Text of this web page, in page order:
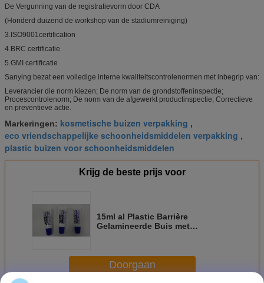
De Vergunning van de registratievorm door CDA
(Honderd duizend de workshop van de stadiumreiniging)
3.ISO9001certification
4.BRC certificatie
5.GMI certificatie
Sanying bezat een volledige interne kwaliteitscontrolenormen met inbegrip van:
Leverancier die norm kiezen; De norm van de grondstoffeninspectie;
Procescontrolenorm; De norm van de afgewerkt productinspectie; Correctieve
en preventieve actie.
Markeringen: kosmetische buizen verpakking ,
eco vriendschappelijke schoonheidsmiddelen verpakking ,
plastic buizen voor schoonheidsmiddelen
Krijg de beste prijs voor
15ml al Plastic Barrière
Gelamineerde Buis met
Bevochtigende lippen, de room
van BB
Doorgaan